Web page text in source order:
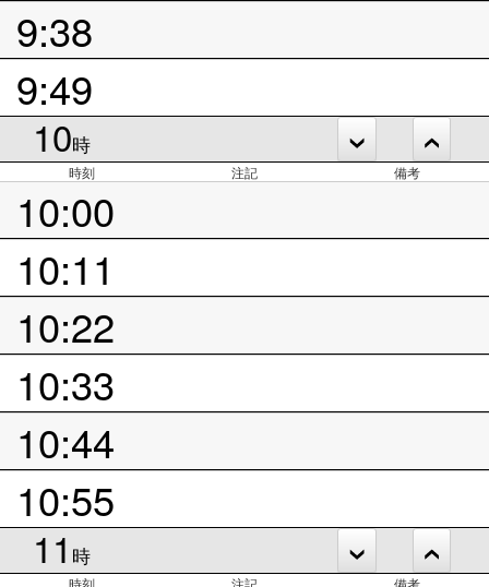
9:38
9:49
10時
時刻 注記 備考
10:00
10:11
10:22
10:33
10:44
10:55
11 時